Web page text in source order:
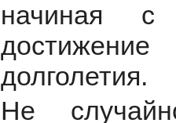
начиная
долголетия.
Не